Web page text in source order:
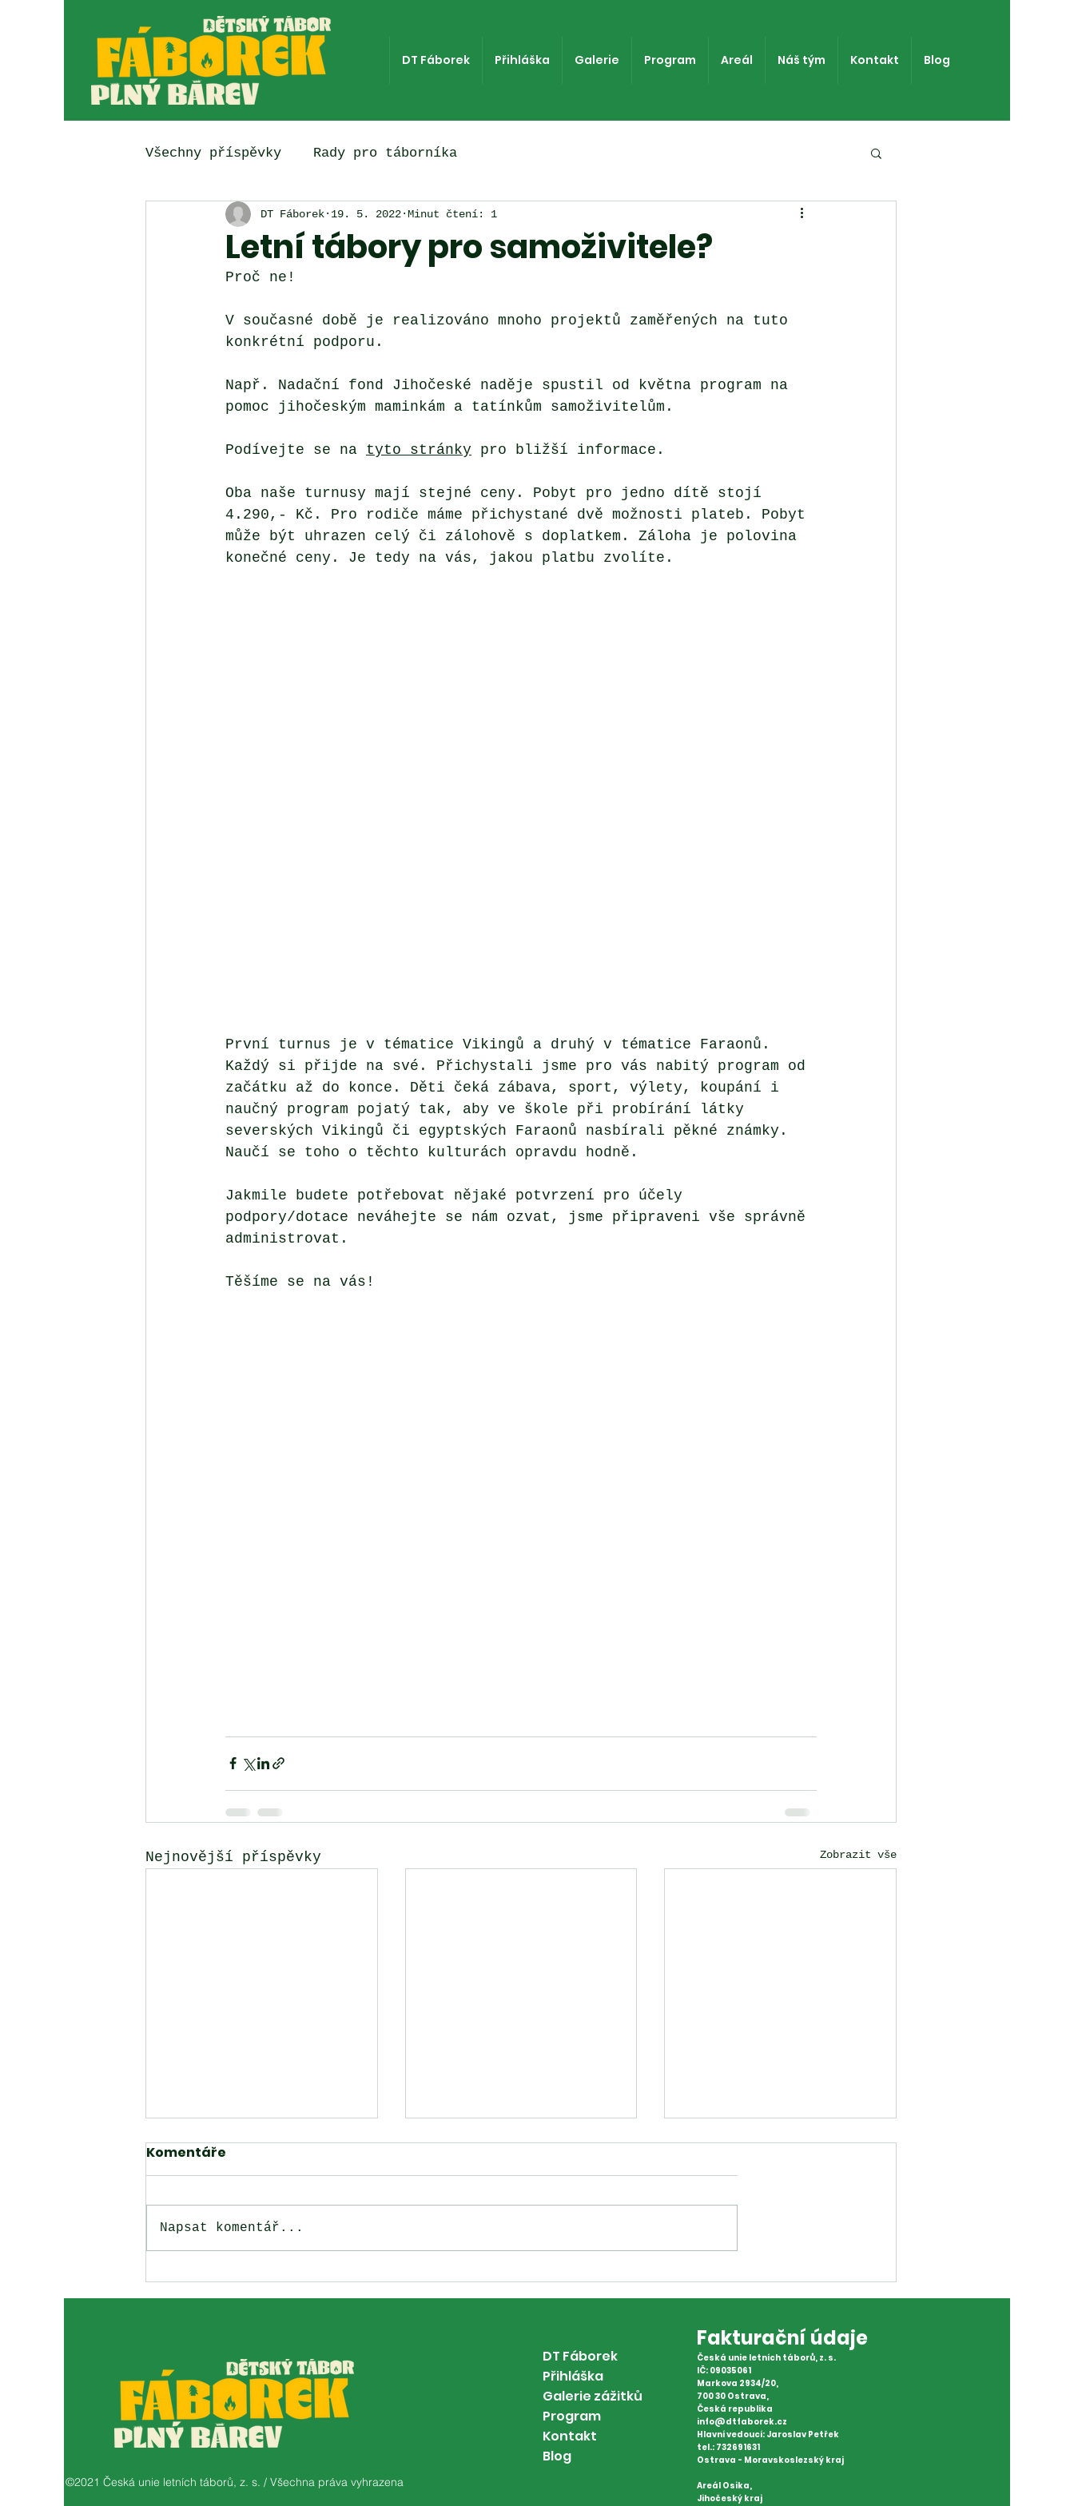
DT Fáborek Přihláška Galerie Program Areál Náš tým Kontakt Blog
Všechny příspěvky Rady pro táborníka
Letní tábory pro samoživitele?
DT Fáborek 19. 5. 2022 Minut čtení: 1
Proč ne!
V současné době je realizováno mnoho projektů zaměřených na tuto
konkrétní podporu.
Např. Nadační fond Jihočeské naděje spustil od května program na
pomoc jihočeským maminkám a tatínkům samoživitelům.
Podívejte se na tyto stránky pro bližší informace.
Oba naše turnusy mají stejné ceny. Pobyt pro jedno dítě stojí
4.290,- Kč. Pro rodiče máme přichystané dvě možnosti plateb. Pobyt
může být uhrazen celý či zálohově s doplatkem. Záloha je polovina
konečné ceny. Je tedy na vás, jakou platbu zvolíte.
První turnus je v tématice Vikingů a druhý v tématice Faraonů.
Každý si přijde na své. Přichystali jsme pro vás nabitý program od
začátku až do konce. Děti čeká zábava, sport, výlety, koupání i
naučný program pojatý tak, aby ve škole při probírání látky
severských Vikingů či egyptských Faraonů nasbírali pěkné známky.
Naučí se toho o těchto kulturách opravdu hodně.
Jakmile budete potřebovat nějaké potvrzení pro účely
podpory/dotace neváhejte se nám ozvat, jsme připraveni vše správně
administrovat.
Těšíme se na vás!
Nejnovější příspěvky Zobrazit vše
"Stanová pohoda: 😊
Dětský tábor se stany s
Kroužky dětem s
příspěvkem
Dárky k Vánocům? Není
problém!
Komentáře
Napsat komentář...
©2021 Česká unie letních táborů, z. s. / Všechna práva vyhrazena
DT Fáborek
Přihláška
Galerie zážitků
Program
Kontakt
Blog
Fakturační údaje
Česká unie letních táborů, z. s.
IČ: 09035061
Markova 2934/20,
700 30 Ostrava,
Česká republika
info@dtfaborek.cz
Hlavní vedoucí: Jaroslav Petřek
tel.: 732691631
Ostrava - Moravskoslezský kraj
Areál Osika,
Jihočeský kraj